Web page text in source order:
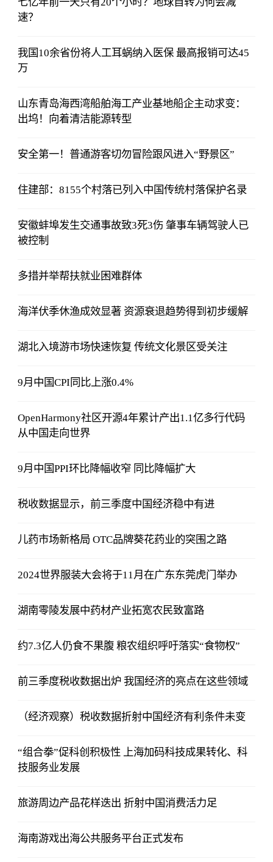
速？
我国10余省份将人工耳蜗纳入医保 最高报销可达45
万
山东青岛海西湾船舶海工产业基地船企主动求变：
出坞！向着清洁能源转型
安全第一！普通游客切勿冒险跟风进入“野景区”
住建部：8155个村落已列入中国传统村落保护名录
安徽蚌埠发生交通事故致3死3伤 肇事车辆驾驶人已
被控制
多措并举帮扶就业困难群体
海洋伏季休渔成效显著 资源衰退趋势得到初步缓解
湖北入境游市场快速恢复 传统文化景区受关注
9月中国CPI同比上涨0.4%
OpenHarmony社区开源4年累计产出1.1亿多行代码
从中国走向世界
9月中国PPI环比降幅收窄 同比降幅扩大
税收数据显示，前三季度中国经济稳中有进
儿药市场新格局 OTC品牌葵花药业的突围之路
2024世界服装大会将于11月在广东东莞虎门举办
湖南零陵发展中药材产业拓宽农民致富路
约7.3亿人仍食不果腹 粮农组织呼吁落实“食物权”
前三季度税收数据出炉 我国经济的亮点在这些领域
（经济观察）税收数据折射中国经济有利条件未变
“组合拳”促科创积极性 上海加码科技成果转化、科
技服务业发展
旅游周边产品花样迭出 折射中国消费活力足
海南游戏出海公共服务平台正式发布